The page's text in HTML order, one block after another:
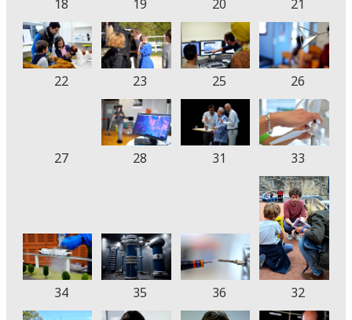
18 19 20 21
22 23 25 26
27 28 31 33
34 35 36 32